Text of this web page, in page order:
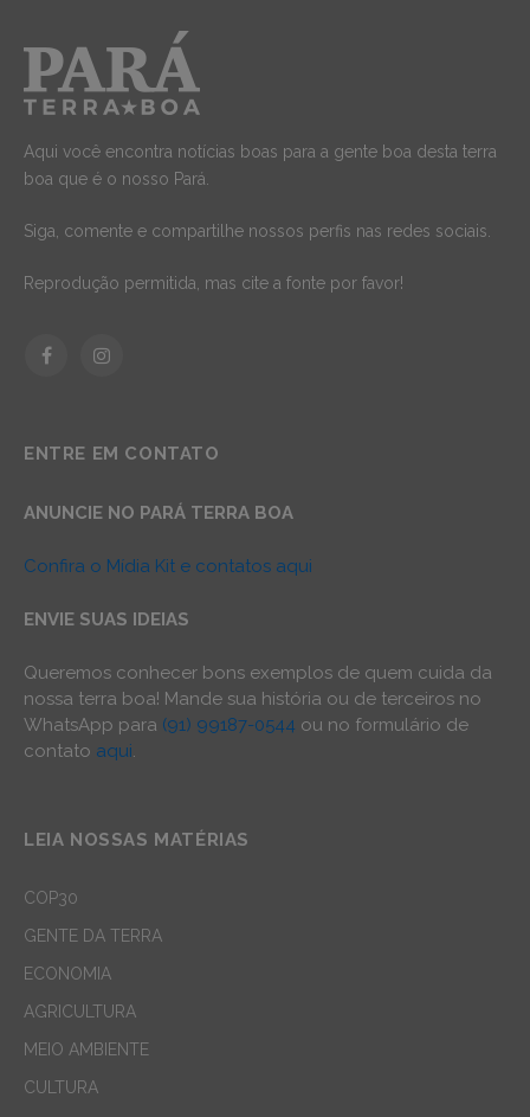
Aqui você encontra notícias boas para a gente boa desta terra
boa que é o nosso Pará.
Siga, comente e compartilhe nossos perfis nas redes sociais.
Reprodução permitida, mas cite a fonte por favor!
FacebookInstagram
ENTRE EM CONTATO
ANUNCIE NO PARÁ TERRA BOA
Confira o Mídia Kit e contatos aqui
ENVIE SUAS IDEIAS
Queremos conhecer bons exemplos de quem cuida da
nossa terra boa! Mande sua história ou de terceiros no
WhatsApp para (91) 99187-0544 ou no formulário de
contato aqui.
LEIA NOSSAS MATÉRIAS
COP30
GENTE DA TERRA
ECONOMIA
AGRICULTURA
MEIO AMBIENTE
CULTURA